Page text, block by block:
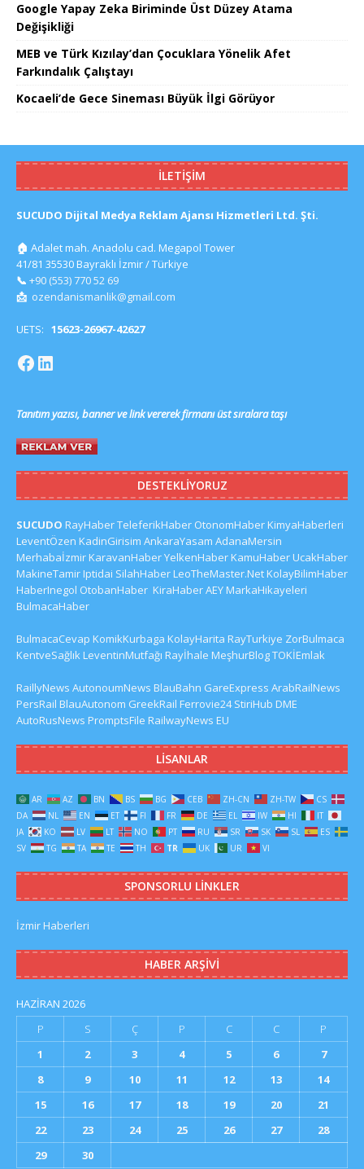
Google Yapay Zeka Biriminde Üst Düzey Atama
Değişikliği
MEB ve Türk Kızılay’dan Çocuklara Yönelik Afet
Farkındalık Çalıştayı
Kocaeli’de Gece Sineması Büyük İlgi Görüyor
İLETIŞIM
SUCUDO Dijital Medya Reklam Ajansı Hizmetleri Ltd. Şti.
🏠 Adalet mah. Anadolu cad. Megapol Tower
41/81 35530 Bayraklı İzmir / Türkiye
📞 +90 (553) 770 52 69
📩 ozendanismanlik@gmail.com
UETS: 15623-26967-42627
Tanıtım yazısı, banner ve link vererek firmanı üst sıralara taşı
DESTEKLIYORUZ
SUCUDO RayHaberTeleferikHaber OtonomHaberKimyaHaberleri
LeventÖzen KadinGirisim AnkaraYasam AdanaMersin
MerhabaİzmirKaravanHaberYelkenHaberKamuHaberUcakHaber
MakineTamirIptidai SilahHaberLeoTheMaster.NetKolayBilimHaber
HaberInegol OtobanHaber KiraHaberAEYMarkaHikayeleri
BulmacaHaber
BulmacaCevap KomikKurbaga KolayHarita RayTurkiye ZorBulmaca
KentveSağlıkLeventinMutfağı Rayİhale MeşhurBlogTOKİEmlak
RaillyNews AutonoumNews BlauBahn GareExpress ArabRailNews
PersRail BlauAutonom GreekRail Ferrovie24 StiriHub DME
AutoRusNews PromptsFile RailwayNews EU
LISANLAR
AR AZ BN BS BG CEB ZH-CN ZH-TW
CS
DA
NL EN ET FI FR DE EL IW HI
IT
JA
KO LV LT NO PT RU SR SK SL
ES
SV
TG TA TE TH TR UK UR VI
SPONSORLU LINKLER
İzmir Haberleri
HABER ARŞIVI
HAZIRAN 2026
P
S Ç P C C
P
1
2 3 4 5 6
7
8
9 10 11 12 13
14
15
16 17 18 19 20
21
22
23 24 25 26 27
28
29
30